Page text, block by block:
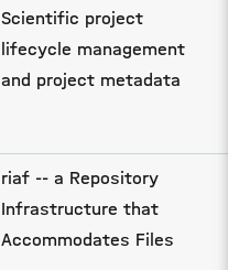
Scientific project
lifecycle management
and project metadata
riaf -- a Repository
Infrastructure that
Accommodates Files